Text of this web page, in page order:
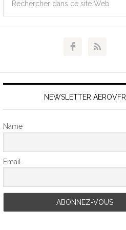
NEWSLETTER AEROVFR
Name
Email